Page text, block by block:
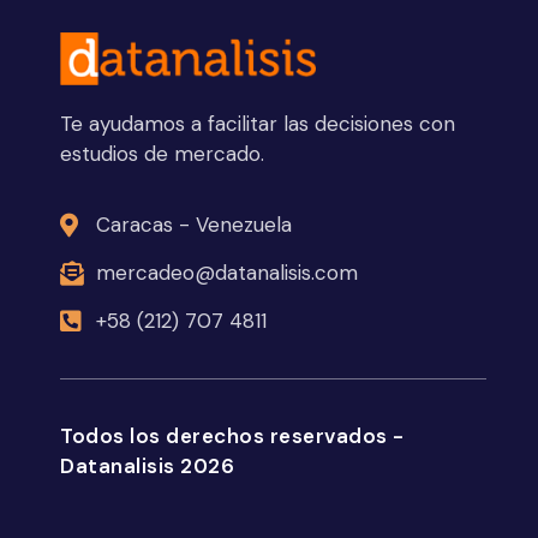
Te ayudamos a facilitar las decisiones con
estudios de mercado.
Caracas - Venezuela
mercadeo@datanalisis.com
+58 (212) 707 4811
Todos los derechos reservados -
Datanalisis 2026